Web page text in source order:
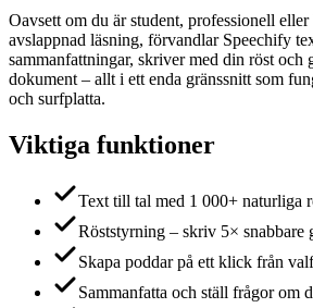
Oavsett om du är student, professionell
avslappnad läsning, förvandlar Speechify
sammanfattningar, skriver med din röst och
dokument – allt i ett enda gränssnitt som
och surfplatta.
Viktiga funktioner
Text till tal med 1 000+ naturliga
Röststyrning – skriv 5× snabbare
Skapa poddar på ett klick från
Sammanfatta och ställ frågor om